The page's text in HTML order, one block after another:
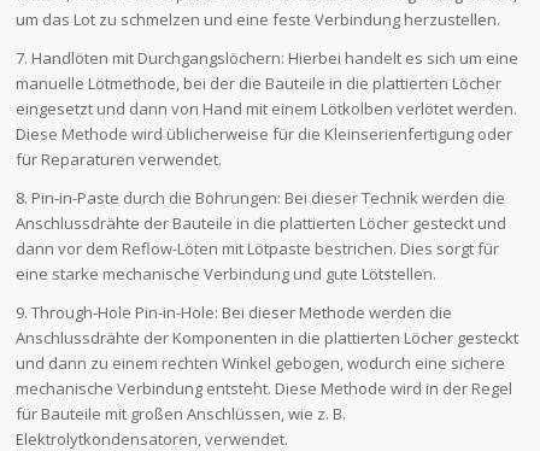
um das Lot zu schmelzen und eine feste Verbindung herzustellen.
7. Handlöten mit Durchgangslöchern: Hierbei handelt es sich um eine
manuelle Lötmethode, bei der die Bauteile in die plattierten Löcher
eingesetzt und dann von Hand mit einem Lötkolben verlötet werden.
Diese Methode wird üblicherweise für die Kleinserienfertigung oder
für Reparaturen verwendet.
8. Pin-in-Paste durch die Bohrungen: Bei dieser Technik werden die
Anschlussdrähte der Bauteile in die plattierten Löcher gesteckt und
dann vor dem Reflow-Löten mit Lötpaste bestrichen. Dies sorgt für
eine starke mechanische Verbindung und gute Lötstellen.
9. Through-Hole Pin-in-Hole: Bei dieser Methode werden die
Anschlussdrähte der Komponenten in die plattierten Löcher gesteckt
und dann zu einem rechten Winkel gebogen, wodurch eine sichere
mechanische Verbindung entsteht. Diese Methode wird in der Regel
für Bauteile mit großen Anschlüssen, wie z. B.
Elektrolytkondensatoren, verwendet.